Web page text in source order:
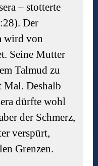
– stotterte
Der
wird von
Seine Mutter
Talmud zu
Mal. Deshalb
dürfte wohl
der Schmerz,
verspürt,
Grenzen.